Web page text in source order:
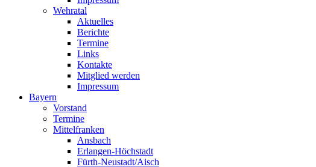
Wehratal
Aktuelles
Berichte
Termine
Links
Kontakte
Mitglied werden
Impressum
Bayern
Vorstand
Termine
Mittelfranken
Ansbach
Erlangen-Höchstadt
Fürth-Neustadt/Aisch